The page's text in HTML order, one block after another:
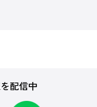
配信中